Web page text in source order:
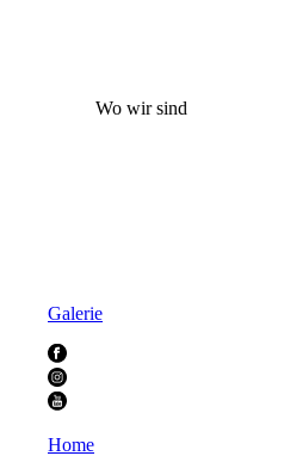
Wo wir sind
Galerie
Home